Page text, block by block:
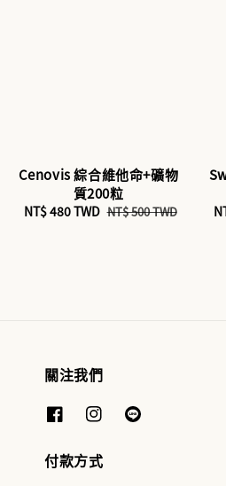
Cenovis 綜合維他命+礦物
質200粒
Sale
NT$ 480 TWD Regular
NT$ 500 TWD
關注我們
付款方式